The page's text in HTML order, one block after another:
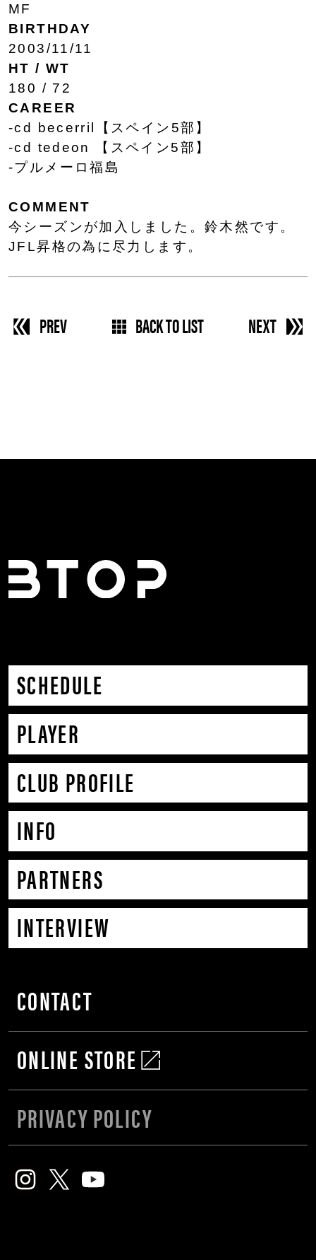
MF
BIRTHDAY
2003/11/11
HT / WT
180 / 72
CAREER
-cd becerril【スペイン5部】
-cd tedeon 【スペイン5部】
-プルメーロ福島
COMMENT
今シーズンが加入しました。鈴木然です。
JFL昇格の為に尽力します。
PREV BACK TO LIST NEXT
SCHEDULE
PLAYER
CLUB PROFILE
INFO
PARTNERS
INTERVIEW
CONTACT
ONLINE STORE
PRIVACY POLICY